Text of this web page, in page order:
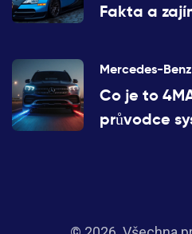
Fakta a
Mercedes-Benz
Co je to
průvodce